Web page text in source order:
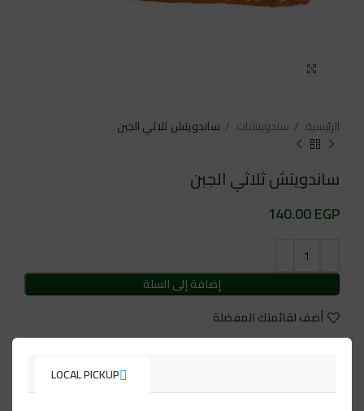
LOCAL PICKUP
الرئيسية سندويتشات ساندويتش ثلاثي الجبن
ساندويتش ثلاثي الجبن
EGP
إضافة إلى السلة
أضف لقائمتك المفضلة
تابعنا على: